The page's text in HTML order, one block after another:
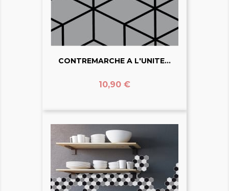
CONTREMARCHE A L'UNITE...
Prix
10,90 €